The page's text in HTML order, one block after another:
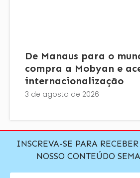
De Manaus para o
compra a Mobyan e
internacionalização
3 de agosto de 2026
INSCREVA-SE PARA
NOSSO CONTEÚDO